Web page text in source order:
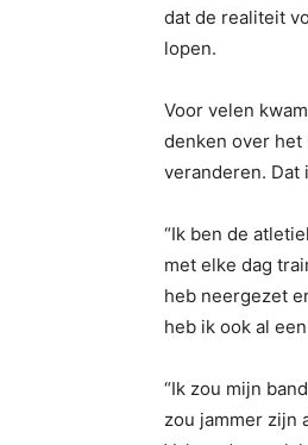
dat de realiteit
lopen.
Voor velen
denken over het
veranderen. Dat
“Ik ben de
met elke dag
heb neergezet
heb ik ook al
“Ik zou mijn
zou jammer zijn